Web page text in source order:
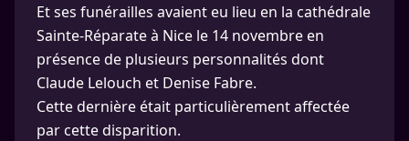
Et ses funérailles avaient eu lieu en la cathédrale
Sainte-Réparate à Nice le 14 novembre en
présence de plusieurs personnalités dont
Claude Lelouch et Denise Fabre.
Cette dernière était particulièrement affectée
par cette disparition.